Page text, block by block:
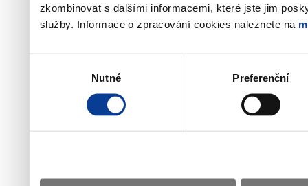
zkombinovat s dalšími informacemi, které jste jim
služby. Informace o zpracování cookies naleznete na
Nutné Preferenční